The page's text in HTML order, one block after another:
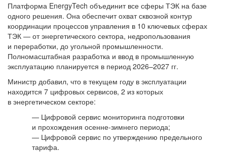
Платформа EnergyTech объединит все сферы ТЭК на базе
одного решения. Она обеспечит охват сквозной контур
координации процессов управления в 10 ключевых сферах
ТЭК — от энергетического сектора, недропользования
и переработки, до угольной промышленности.
Полномасштабная разработка и ввод в промышленную
эксплуатацию планируется в период 2026–2027 гг.
Министр добавил, что в текущем году в эксплуатации
находится 7 цифровых сервисов, 2 из которых
в энергетическом секторе:
— Цифровой сервис мониторинга подготовки
и прохождения осенне-зимнего периода;
— Цифровой сервис по утверждению предельного
тарифа.